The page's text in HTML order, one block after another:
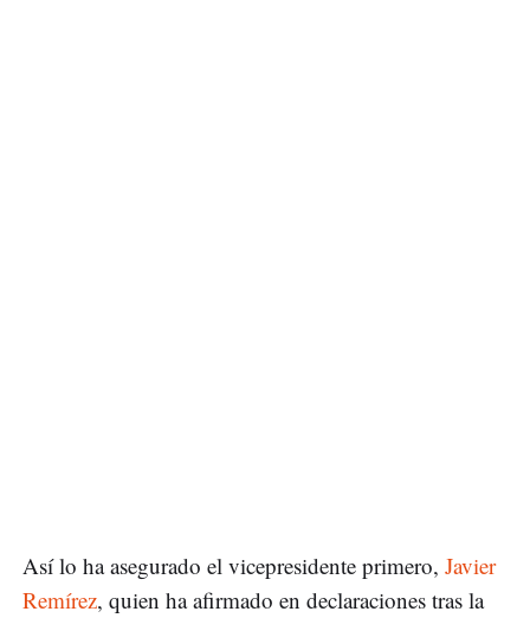
Así lo ha asegurado el vicepresidente primero, Javier
Remírez, quien ha afirmado en declaraciones tras la